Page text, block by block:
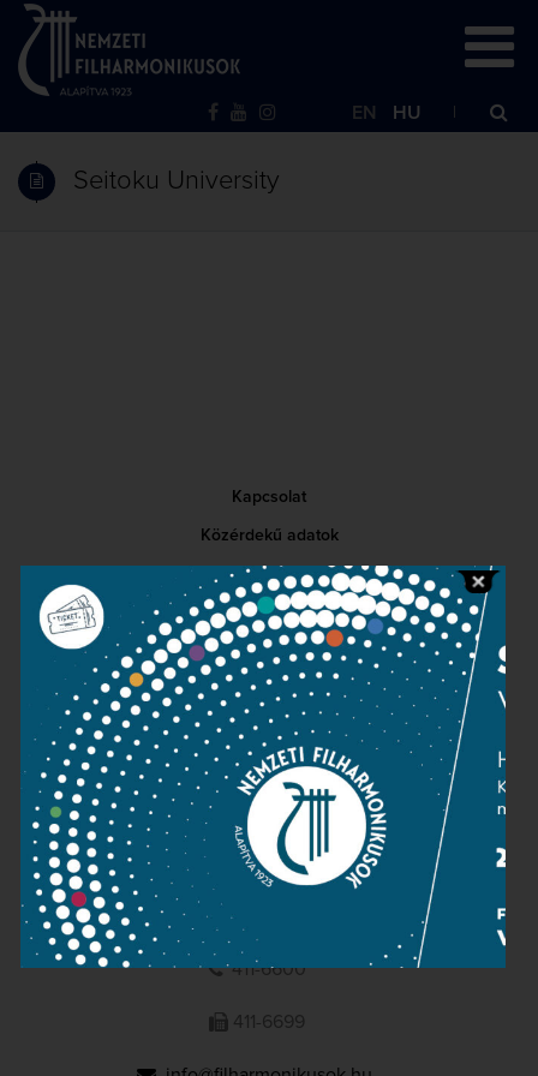
EN HU
Seitoku University
Kapcsolat
Közérdekű adatok
Sajtószoba
Adatvédelem
Impresszum
NEMZETI
FILHARMONIKUSOK
1095 Budapest, Komor Marcell u. 1. (Müpa)
411-6600
411-6699